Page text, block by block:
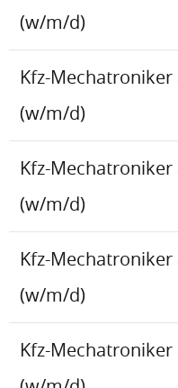
(w/m/d)
Kfz-
(w/m/d)
Kfz-
(w/m/d)
Kfz-
(w/m/d)
Kfz-